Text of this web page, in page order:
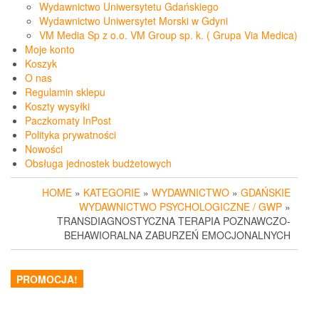
Wydawnictwo Uniwersytetu Gdańskiego
Wydawnictwo Uniwersytet Morski w Gdyni
VM Media Sp z o.o. VM Group sp. k. ( Grupa Via Medica)
Moje konto
Koszyk
O nas
Regulamin sklepu
Koszty wysyłki
Paczkomaty InPost
Polityka prywatności
Nowości
Obsługa jednostek budżetowych
HOME » KATEGORIE » WYDAWNICTWO » GDAŃSKIE
WYDAWNICTWO PSYCHOLOGICZNE / GWP »
TRANSDIAGNOSTYCZNA TERAPIA POZNAWCZO-
BEHAWIORALNA ZABURZEŃ EMOCJONALNYCH
PROMOCJA!